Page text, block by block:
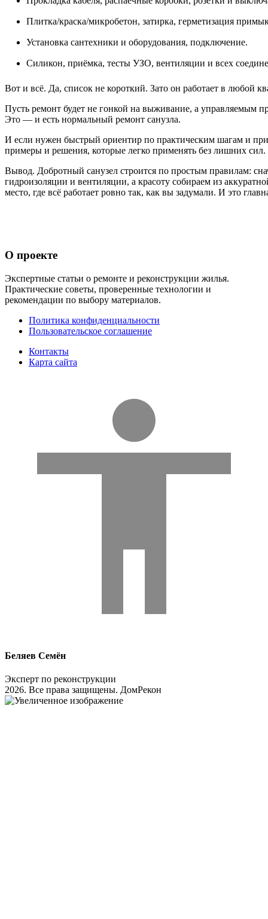
Плитка/краска/микробетон, затирка, герметизация
Установка сантехники и оборудования, подключение.
Силикон, приёмка, тесты УЗО, вентиляции и всех
Вот и всё. Да, список не короткий. Зато он работает в любой
Пусть ремонт будет не гонкой на выживание, а управляемым
Это — и есть нормальный ремонт санузла.
И если нужен быстрый ориентир по практическим шагам и
примеры и решения, которые легко применять без лишних сил.
Вывод. Добротный санузел строится по простым правилам:
гидроизоляции и вентиляции, а красоту собираем из
место, где всё работает ровно так, как вы задумали. И это
О проекте
Экспертные статьи о ремонте и реконструкции жилья.
Практические советы, проверенные технологии и
рекомендации по выбору материалов.
Политика конфиденциальности
Пользовательское соглашение
Контакты
Карта сайта
Беляев Семён
Эксперт по реконструкции
2026. Все права защищены. ДомРекон